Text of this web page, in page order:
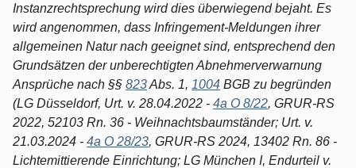
Instanzrechtsprechung wird dies überwiegend bejaht. Es
wird angenommen, dass Infringement-Meldungen ihrer
allgemeinen Natur nach geeignet sind, entsprechend den
Grundsätzen der unberechtigten Abnehmerverwarnung
Ansprüche nach §§ 823Abs. 1, 1004 BGB zu begründen
(LG Düsseldorf, Urt. v. 28.04.2022 - 4a O 8/22, GRUR-RS
2022, 52103 Rn. 36 - Weihnachtsbaumständer; Urt. v.
21.03.2024 - 4a O 28/23, GRUR-RS 2024, 13402 Rn. 86 -
Lichtemittierende Einrichtung; LG München I, Endurteil v.